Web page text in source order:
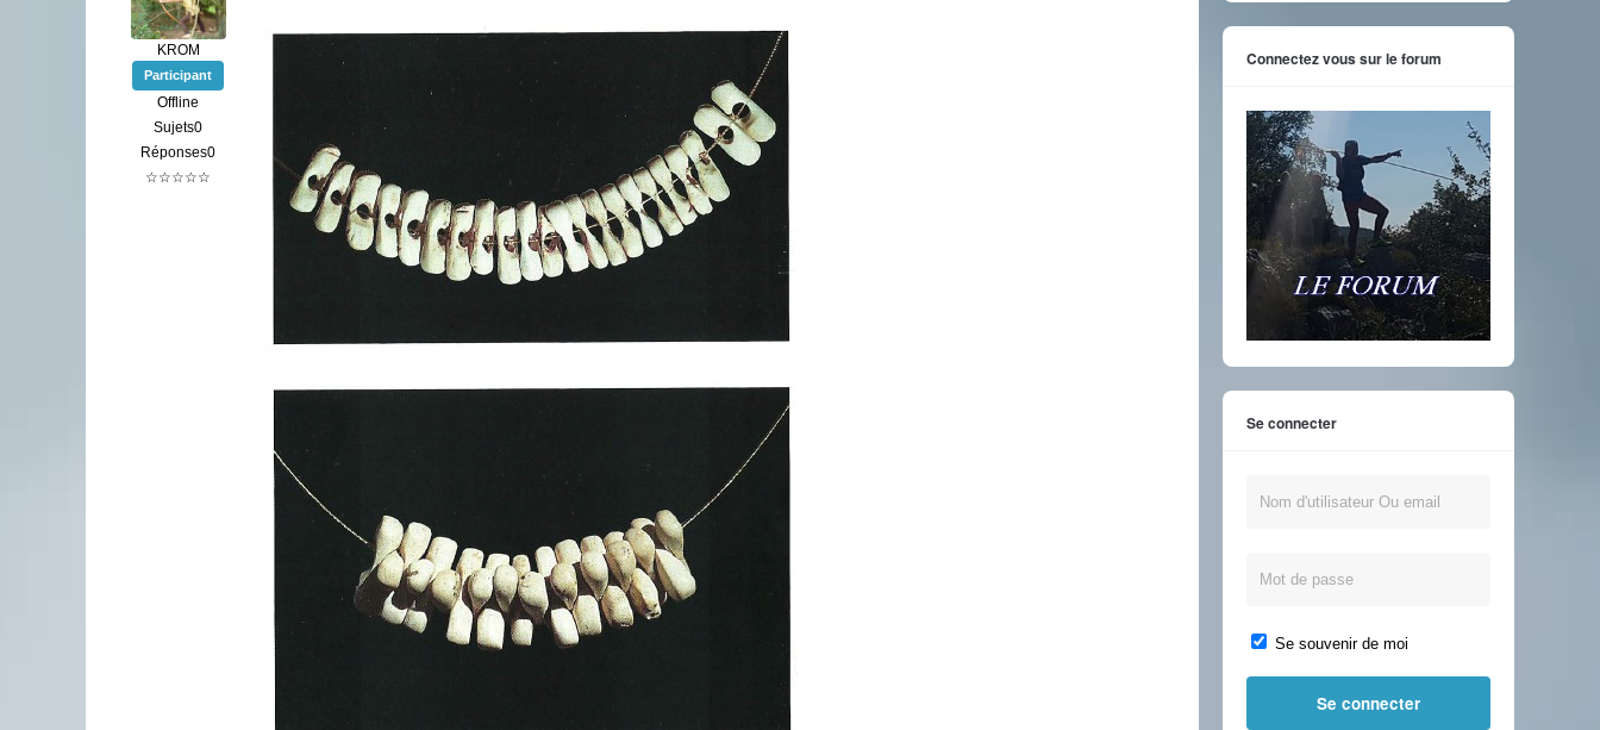
KROM
Participant
Offline
Sujets0
Réponses0
☆☆☆☆☆
Connectez vous sur le forum
Se connecter
Se souvenir de moi